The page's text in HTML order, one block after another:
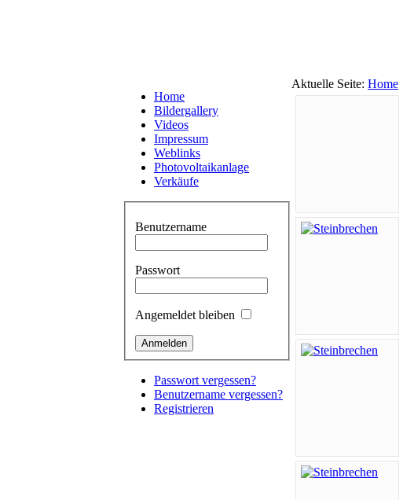
Home
Bildergallery
Videos
Impressum
Weblinks
Photovoltaikanlage
Verkäufe
Benutzername
Passwort
Angemeldet bleiben
Passwort vergessen?
Benutzername vergessen?
Registrieren
Aktuelle Seite: Home